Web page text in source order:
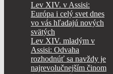
Lev XIV. v Assisi:
Európa i celý svet dnes
vo vás hľadajú nových
svätých
Lev XIV. mladým v
Assisi: Odvaha
rozhodnúť sa navždy je
najrevolučnejším činom